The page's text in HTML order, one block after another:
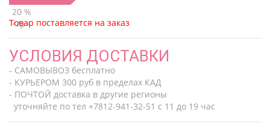
Товар поставляется на заказ
УСЛОВИЯ ДОСТАВКИ
- САМОВЫВОЗ бесплатно
- КУРЬЕРОМ 300 руб в пределах КАД
- ПОЧТОЙ доставка в другие регионы
уточняйте по тел +7812-941-32-51 с 11 до 19 час